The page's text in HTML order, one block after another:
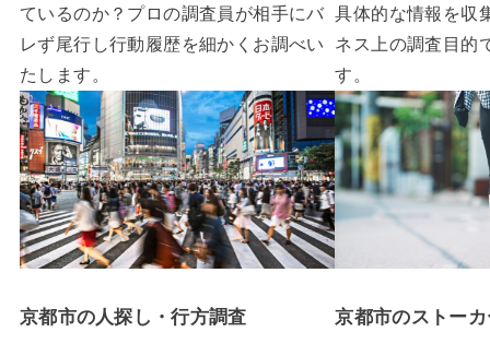
ているのか？プロの調査員が相手にバ
レず尾行し行動履歴を細かくお調べい
たします。
具体的な情報を収
ネス上の調査目的
す。
京都市の人探し・行方調査 京都市のストー